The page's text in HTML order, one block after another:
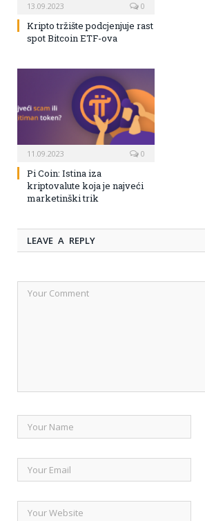
13.09.2023 0
Kripto tržište podcjenjuje rast
spot Bitcoin ETF-ova
11.09.2023 0
Pi Coin: Istina iza
kriptovalute koja je najveći
marketinški trik
LEAVE A REPLY